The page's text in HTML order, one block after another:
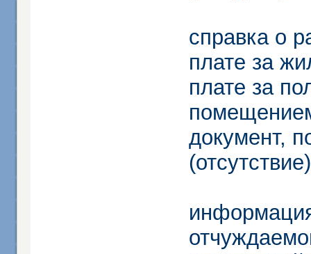
справка о
плате за
плате за
документ,